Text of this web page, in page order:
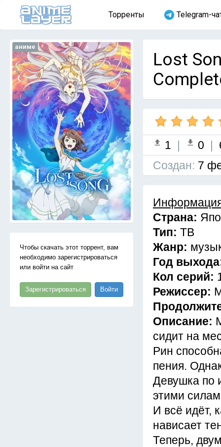
Торренты Telegram-
аниме
Чтобы скачать этот торрент, вам
необходимо зарегистрироваться
или войти на сайт
Зарегистрироваться Войти
Lost
1 | 0 |
Cоздан: 7
Страна:
Тип: ТВ
Жанр:
Год
Кол серий:
Режиссер:
Описание:
сидит на
Рин
пения.
Девушка по
этими
И всё идёт,
нависает
Теперь,